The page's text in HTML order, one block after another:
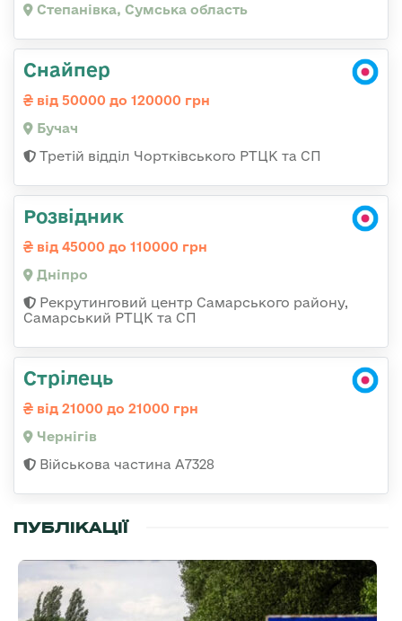
Степанівка, Сумська область
Снайпер
від 50000 до 120000 грн
Бучач
Третій відділ Чортківського РТЦК та СП
Розвідник
від 45000 до 110000 грн
Дніпро
Рекрутинговий центр Самарського району,
Самарський РТЦК та СП
Стрілець
від 21000 до 21000 грн
Чернігів
Військова частина А7328
ПУБЛІКАЦІЇ